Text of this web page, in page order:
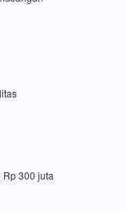
300 juta